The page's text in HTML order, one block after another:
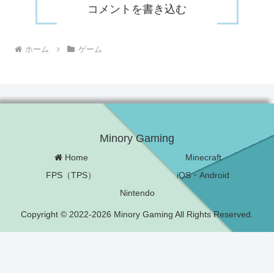
コメントを書き込む
ホーム ゲーム
Minory Gaming
Home
Minecraft
FPS（TPS）
iOS・Android
Nintendo
Copyright © 2022-2026 Minory Gaming All Rights Reserved.